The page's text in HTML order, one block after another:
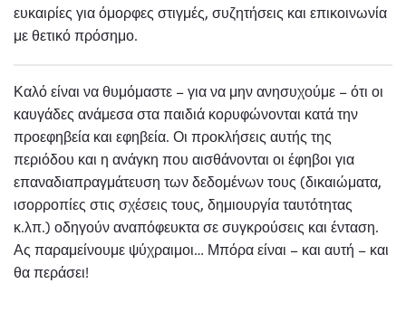
ευκαιρίες για όμορφες στιγμές, συζητήσεις και επικοινωνία
με θετικό πρόσημο.
Καλό είναι να θυμόμαστε – για να μην ανησυχούμε – ότι οι
καυγάδες ανάμεσα στα παιδιά κορυφώνονται κατά την
προεφηβεία και εφηβεία. Οι προκλήσεις αυτής της
περιόδου και η ανάγκη που αισθάνονται οι έφηβοι για
επαναδιαπραγμάτευση των δεδομένων τους (δικαιώματα,
ισορροπίες στις σχέσεις τους, δημιουργία ταυτότητας
κ.λπ.) οδηγούν αναπόφευκτα σε συγκρούσεις και ένταση.
Ας παραμείνουμε ψύχραιμοι… Μπόρα είναι – και αυτή – και
θα περάσει!